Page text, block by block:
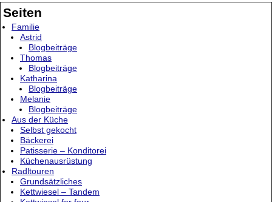
Seiten
Familie
Astrid
Blogbeiträge
Thomas
Blogbeiträge
Katharina
Blogbeiträge
Melanie
Blogbeiträge
Aus der Küche
Selbst gekocht
Bäckerei
Patisserie – Konditorei
Küchenausrüstung
Radltouren
Grundsätzliches
Kettwiesel – Tandem